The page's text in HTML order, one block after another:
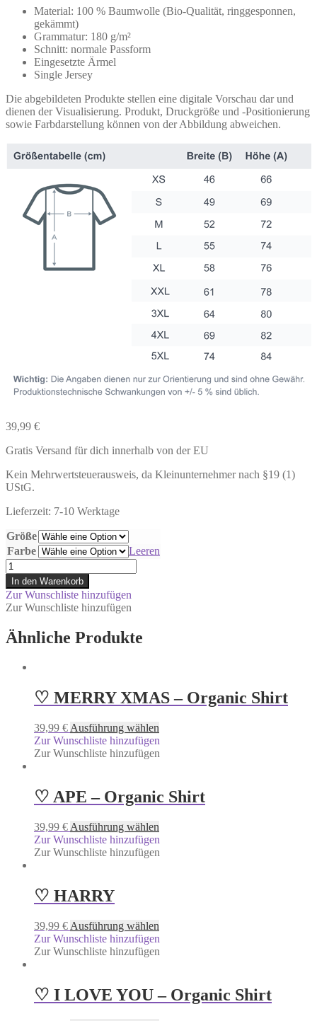
Material: 100 % Baumwolle (Bio-Qualität, ringgesponnen,
gekämmt)
Grammatur: 180 g/m²
Schnitt: normale Passform
Eingesetzte Ärmel
Single Jersey
Die abgebildeten Produkte stellen eine digitale Vorschau dar und
dienen der Visualisierung. Produkt, Druckgröße und -Positionierung
sowie Farbdarstellung können von der Abbildung abweichen.
39,99 €
Gratis Versand für dich innerhalb von der EU
Kein Mehrwertsteuerausweis, da Kleinunternehmer nach §19 (1)
UStG.
Lieferzeit: 7-10 Werktage
Größe
Farbe
Leeren
♡
OKTI
-
Organic
Menge
In den Warenkorb
Zur Wunschliste hinzufügen
Zur Wunschliste hinzufügen
Ähnliche Produkte
♡ MERRY XMAS – Organic Shirt
39,99 € Ausführung wählen
Zur Wunschliste hinzufügen
Zur Wunschliste hinzufügen
♡ APE – Organic Shirt
39,99 € Ausführung wählen
Zur Wunschliste hinzufügen
Zur Wunschliste hinzufügen
♡ HARRY
39,99 € Ausführung wählen
Zur Wunschliste hinzufügen
Zur Wunschliste hinzufügen
♡ I LOVE YOU – Organic Shirt